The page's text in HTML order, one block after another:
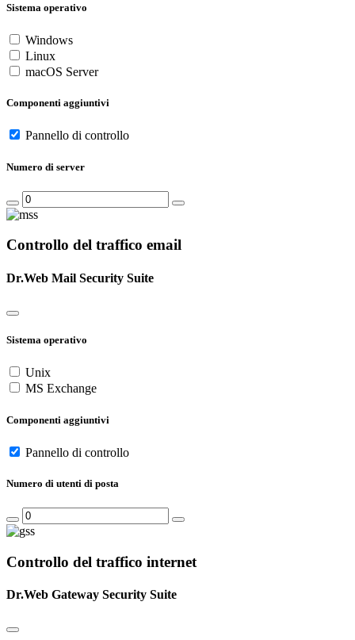
Sistema operativo
Windows
Linux
macOS Server
Componenti aggiuntivi
Pannello di controllo
Numero di server
Controllo del traffico email
Dr.Web Mail Security Suite
Sistema operativo
Unix
MS Exchange
Componenti aggiuntivi
Pannello di controllo
Numero di utenti di posta
Controllo del traffico internet
Dr.Web Gateway Security Suite